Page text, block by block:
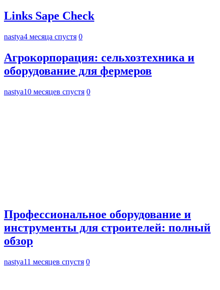
Links Sape Check
nastya4 месяца спустя 0
Агрокорпорация: сельхозтехника и
оборудование для фермеров
nastya10 месяцев спустя 0
Профессиональное оборудование и
инструменты для строителей: полный
обзор
nastya11 месяцев спустя 0